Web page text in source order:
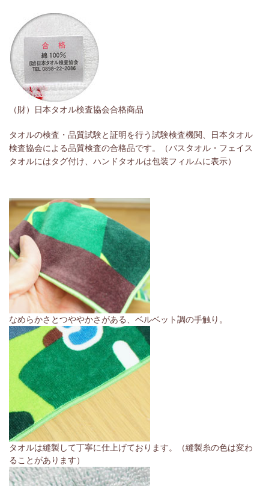
（財）日本タオル検査協会合格商品
タオルの検査・品質試験と証明を行う試験検査機関、日本タオル
検査協会による品質検査の合格品です。（バスタオル・フェイス
タオルにはタグ付け、ハンドタオルは包装フィルムに表示）
なめらかさとつややかさがある、ベルベット調の手触り。
タオルは縫製して丁寧に仕上げております。（縫製糸の色は変わ
ることがあります）